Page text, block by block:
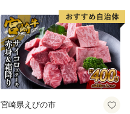
宮崎県えびの市